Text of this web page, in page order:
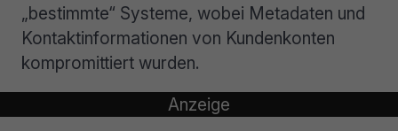
„bestimmte“ Systeme, wobei Metadaten und
Kontaktinformationen von Kundenkonten
kompromittiert wurden.